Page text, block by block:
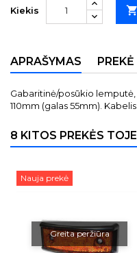
Kiekis 
APRAŠYMAS
Gabaritinė/posūkio
110mm (galas 55mm).
8 KITOS PREKĖS
Nauja prekė
Greita peržiūra